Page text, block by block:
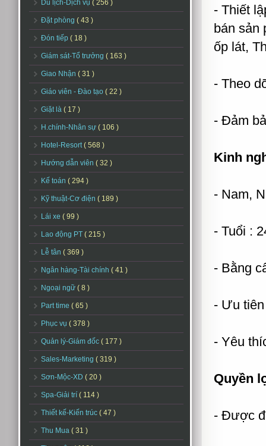
Du lịch-Dịch vụ ( 256 )
Đặt phòng ( 43 )
Đón tiếp ( 18 )
Giám sát-Tổ trưởng ( 163 )
Giao Nhận ( 31 )
Giáo viên - Đào tạo ( 22 )
Giặt là ( 17 )
H.chính-Nhân sự ( 106 )
Hotel-Resort( 568 )
Hướng dẫn viên ( 32 )
Kế toán ( 294 )
Kỹ thuật-Cơ điện ( 189 )
Lái xe ( 99 )
Lao động PT ( 215 )
Lễ tân ( 369 )
Ngân hàng-Tài chính ( 41 )
Ngoại ngữ ( 8 )
Part time ( 65 )
Phục vụ ( 378 )
Quản lý-Giám đốc ( 177 )
Sales-Marketing ( 319 )
Sơn-Mộc-XD ( 20 )
Spa-Giải trí ( 114 )
Thiết kế-Kiến trúc ( 47 )
Thu Mua ( 31 )
- Thiết
bán sản
ốp lát,
- Theo
- Đảm
Kinh
- Nam,
- Tuổi :
- Bằng
- Ưu
- Yêu
Quyền
- Được